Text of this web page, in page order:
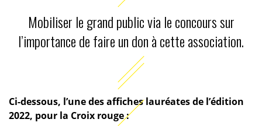
Mobiliser le grand public via le concours sur
l’importance de faire un don à cette association.
Ci-dessous, l’une des affiches lauréates de l’édition
2022, pour la Croix rouge :